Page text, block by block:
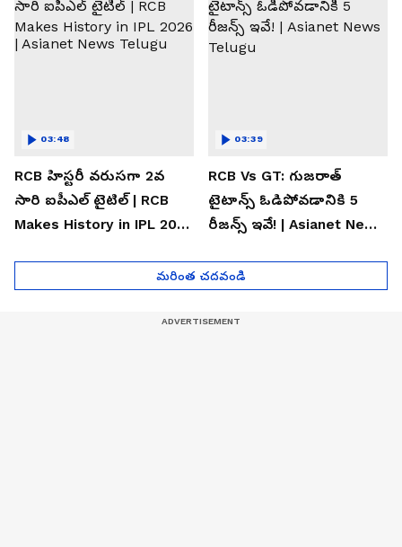
RCB హిస్టరీ వరుసగా 2వ
సారి ఐపీఎల్ టైటిల్ | RCB
Makes History in IPL 2026
03:48
RCB Vs GT: గుజరాత్
టైటాన్స్ ఓడిపోవడానికి 5
రీజన్స్ ఇవే! | Asianet News
03:39
మరింత చదవండి